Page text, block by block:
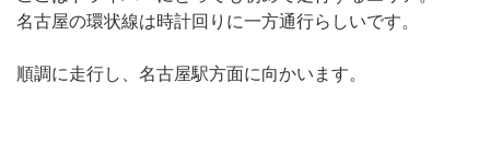
名古屋の環状線は時計回りに一方通行らしいです。
順調に走行し、名古屋駅方面に向かいます。